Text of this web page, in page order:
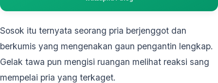
Sosok itu ternyata seorang pria berjenggot dan
berkumis yang mengenakan gaun pengantin lengkap.
Gelak tawa pun mengisi ruangan melihat reaksi sang
mempelai pria yang terkaget.